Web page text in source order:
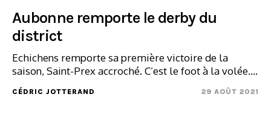
Aubonne remporte le derby du
district
Echichens remporte sa première victoire de la
saison, Saint-Prex accroché. C’est le foot à la volée....
CÉDRIC JOTTERAND 29 AOÛT 2021